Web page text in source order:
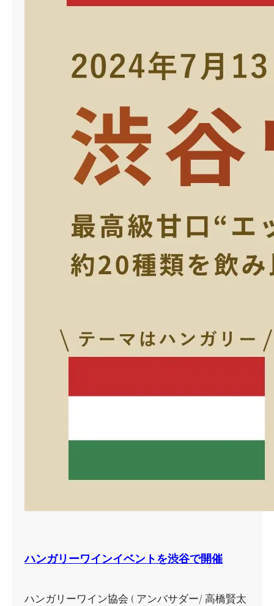
ハンガリーワインイベントを渋谷で開催
ハンガリーワイン協会 ( アンバサダー/ 高橋賢太